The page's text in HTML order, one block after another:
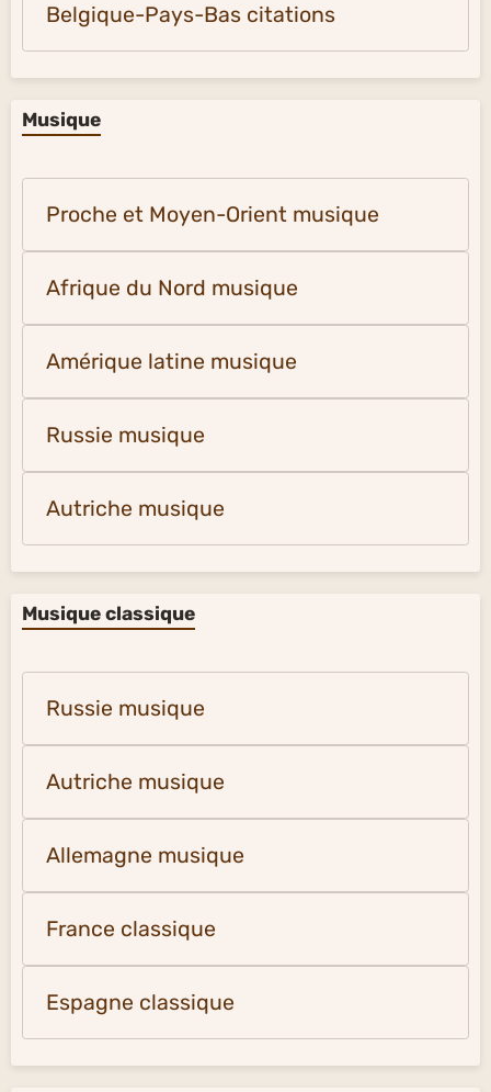
Belgique-Pays-Bas citations
Musique
Proche et Moyen-Orient musique
Afrique du Nord musique
Amérique latine musique
Russie musique
Autriche musique
Musique classique
Russie musique
Autriche musique
Allemagne musique
France classique
Espagne classique